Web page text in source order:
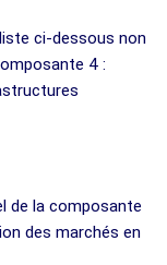
ci-dessous non
4 :
de la composante
des marchés en